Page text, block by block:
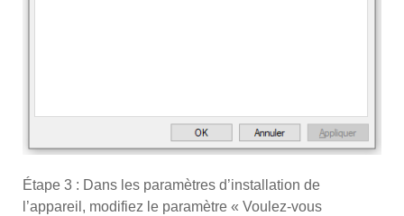
Étape 3 : Dans les paramètres d’installation de
l’appareil, modifiez le paramètre « Voulez-vous